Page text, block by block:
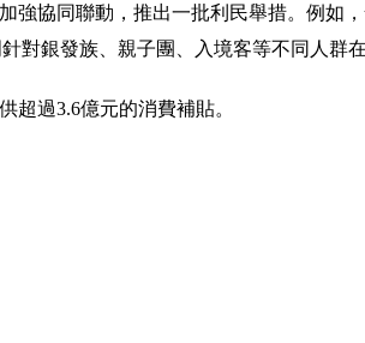
強協同聯動，推出一批利民舉措。例如
對銀發族、親子團、入境客等不同人群
超過3.6億元的消費補貼。